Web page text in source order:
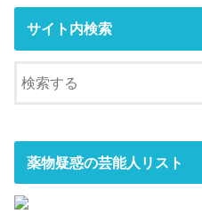
サイト内検索
薬物疑惑の芸能人リスト